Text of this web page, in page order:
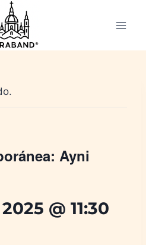
Ayni
@ 11:30